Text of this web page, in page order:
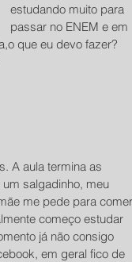
estudando muito para
passar no ENEM e em
que eu devo fazer?
A aula termina as
salgadinho, meu
me pede para comer
começo estudar
já não consigo
em geral fico de